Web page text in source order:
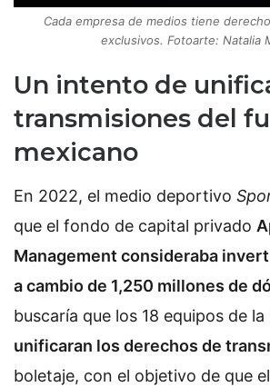
Cada empresa de medios tiene
exclusivos. Fotoarte: Natalia
Un intento de
transmisiones del
mexicano
En 2022, el medio deportivo
que el fondo de capital privado
Management consideraba
a cambio de 1,250 millones de
buscaría que los 18 equipos de
unificaran los derechos de
boletaje, con el objetivo de que